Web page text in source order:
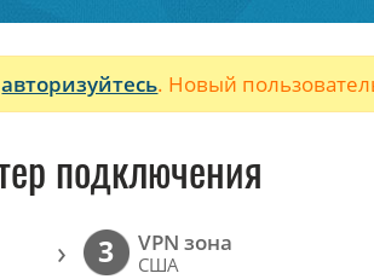
авторизуйтесь. Новый
подключения
› 3 VPN зона
США